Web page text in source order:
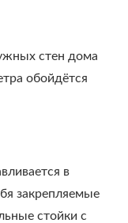
стен дома
обойдётся
в
закрепляемые
стойки с